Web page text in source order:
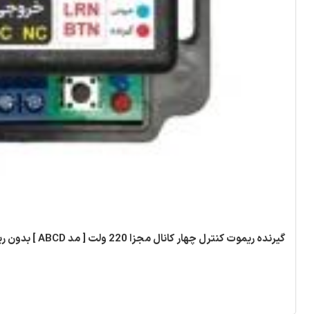
گیرنده ریموت کنترل چهار کانال مجزا 220 ولت [ مد ABCD ] بدون ریموت